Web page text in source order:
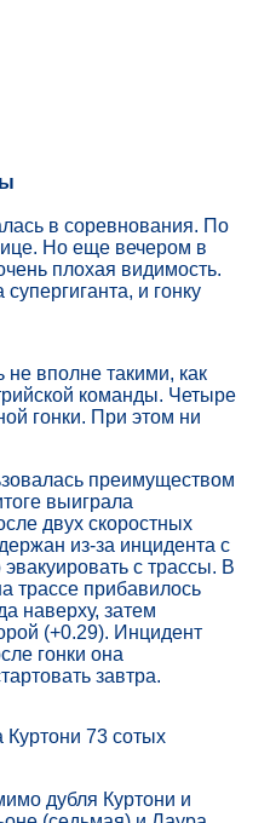
в соревнования. По
Но еще вечером в
плохая видимость.
и гонку
не вполне такими, как
команды. Четыре
гонки. При этом ни
преимуществом
выиграла
двух скоростных
из-за инцидента с
с трассы. В
трассе прибавилось
наверху, затем
(+0.29). Инцидент
гонки она
завтра.
73 сотых
дубля Куртони и